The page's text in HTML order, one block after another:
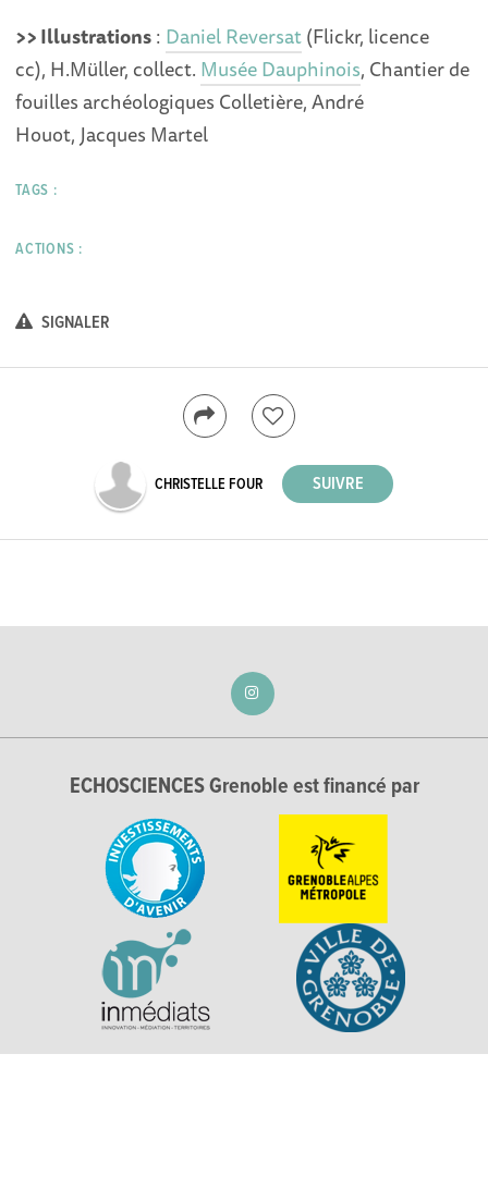
>> Illustrations: Daniel Reversat(Flickr, licence
cc), H.Müller, collect. Musée Dauphinois, Chantier de
fouilles archéologiques Colletière, André
Houot, Jacques Martel
TAGS :
ACTIONS :
SIGNALER
CHRISTELLE FOUR
ECHOSCIENCES Grenoble est financé par